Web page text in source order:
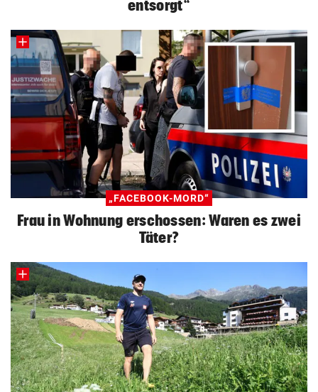
entsorgt“
„FACEBOOK-MORD“
Frau in Wohnung erschossen: Waren es zwei
Täter?